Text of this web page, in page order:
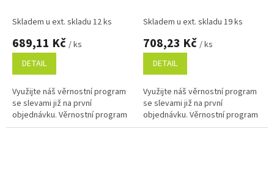
Skladem u ext. skladu 12 ks
689,11 Kč / ks
DETAIL
Využijte náš věrnostní program
se slevami již na první
objednávku. Věrnostní program
Skladem u ext. skladu 19 ks
708,23 Kč / ks
DETAIL
Využijte náš věrnostní program
se slevami již na první
objednávku. Věrnostní program